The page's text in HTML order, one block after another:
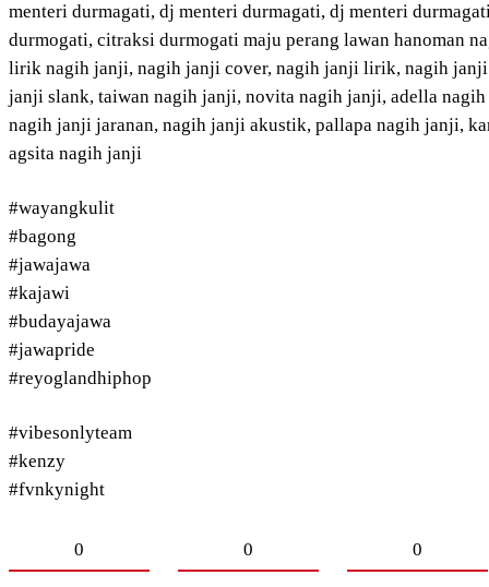
menteri durmagati, dj menteri durmagati, dj menteri
durmogati, citraksi durmogati maju perang lawan hanoman
lirik nagih janji, nagih janji cover, nagih janji lirik, nagih
janji slank, taiwan nagih janji, novita nagih janji, adella
nagih janji jaranan, nagih janji akustik, pallapa nagih janji,
agsita nagih janji
#wayangkulit​
#bagong​
#jawajawa​
#kajawi​
#budayajawa​
#jawapride​
#reyoglandhiphop​
#vibesonlyteam
#kenzy
#fvnkynight
0 0 0